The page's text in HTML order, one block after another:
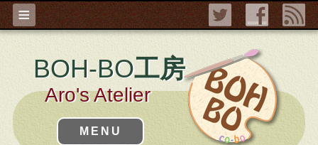
BOH-BO工房
Aro's Atelier
MENU
≡